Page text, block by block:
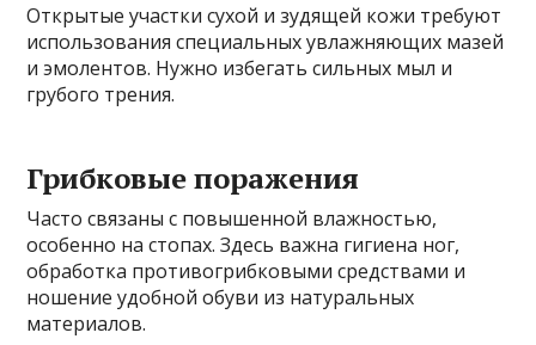
Открытые участки сухой и зудящей кожи требуют
использования специальных увлажняющих мазей
и эмолентов. Нужно избегать сильных мыл и
грубого трения.
Грибковые поражения
Часто связаны с повышенной влажностью,
особенно на стопах. Здесь важна гигиена ног,
обработка противогрибковыми средствами и
ношение удобной обуви из натуральных
материалов.